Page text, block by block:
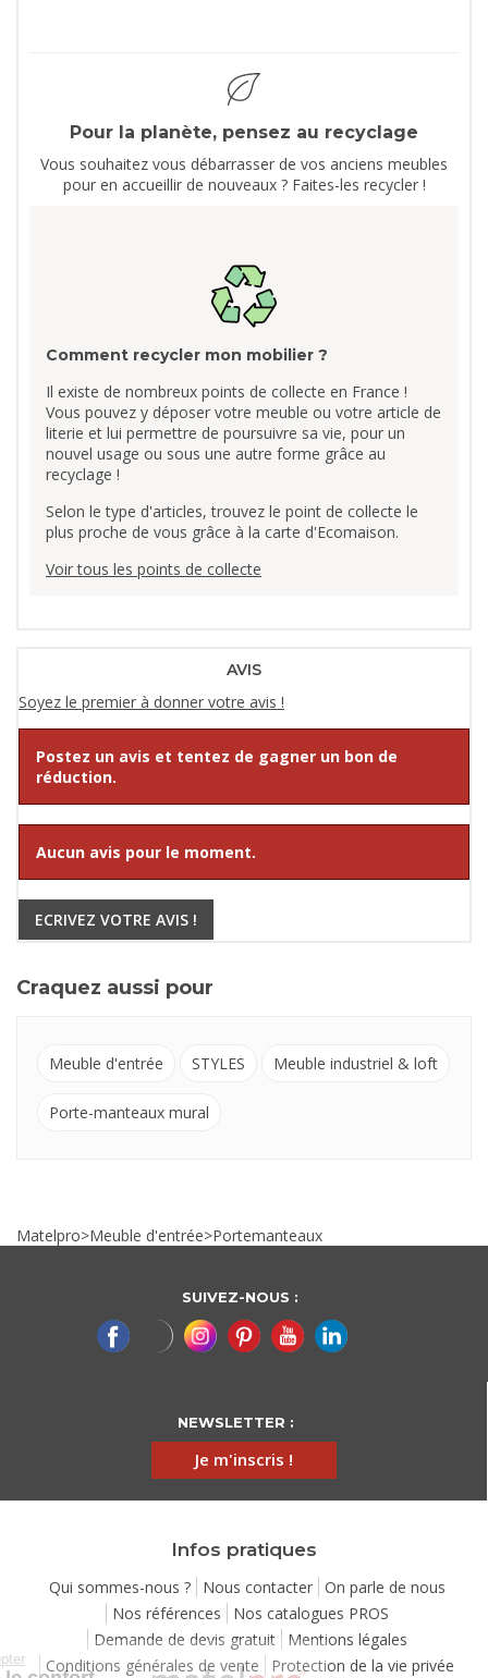
Pour la planète, pensez au recyclage
Vous souhaitez vous débarrasser de vos anciens meubles
pour en accueillir de nouveaux ? Faites-les recycler !
Comment recycler mon mobilier ?
Il existe de nombreux points de collecte en France !
Vous pouvez y déposer votre meuble ou votre article de
literie et lui permettre de poursuivre sa vie, pour un
nouvel usage ou sous une autre forme grâce au
recyclage !
Selon le type d'articles, trouvez le point de collecte le
plus proche de vous grâce à la carte d'Ecomaison.
Voir tous les points de collecte
AVIS
Soyez le premier à donner votre avis !
Postez un avis et tentez de gagner un bon de
réduction.
Aucun avis pour le moment.
ECRIVEZ VOTRE AVIS !
Craquez aussi pour
Meuble d'entrée STYLES Meuble industriel & loft
Porte-manteaux mural
Matelpro>Meuble d'entrée>Portemanteaux
SUIVEZ-NOUS :
NEWSLETTER :
Je m'inscris !
Infos pratiques
Qui sommes-nous ? Nous contacter
On parle de nous
Nos références
Nos catalogues PROS
Demande de devis gratuit
Mentions légales
Conditions générales de vente
Protection de la vie privée
Continuer sans accepter